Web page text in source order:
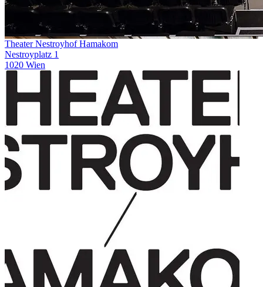
Theater Nestroyhof Hamakom
Nestroyplatz 1
1020 Wien